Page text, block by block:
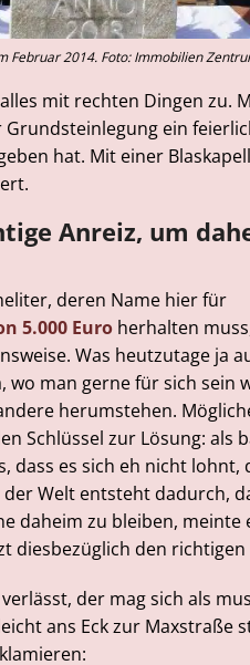
Februar 2014. Foto: Immobilien
mit rechten Dingen zu.
ein
hat. Mit einer
Anreiz, um
deren Name hier für
5.000 Euro herhalten
Was heutzutage ja
wo man gerne für sich sein
herumstehen.
Schlüssel zur Lösung: als
dass es sich eh nicht lohnt,
Welt entsteht dadurch,
daheim zu bleiben, meinte
diesbezüglich den
der mag sich als
ans Eck zur Maxstraße